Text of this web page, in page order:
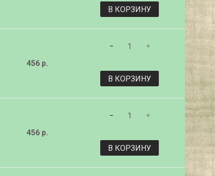
В КОРЗИНУ
456 р.
В КОРЗИНУ
456 р.
В КОРЗИНУ